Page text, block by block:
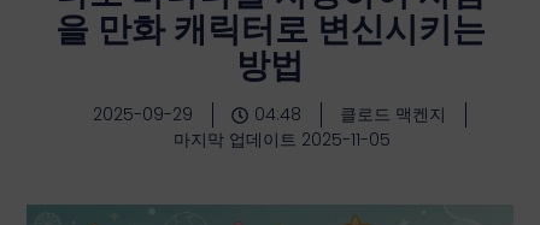
을 만화 캐릭터로 변신시키는
방법
2025-09-29 04:48
클로드 맥켄지
마지막 업데이트 2025-11-05